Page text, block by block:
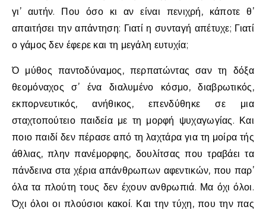
γι’ αυτήν. Που όσο κι αν είναι πενιχρή, κάποτε θ’
απαιτήσει την απάντηση: Γιατί η συνταγή απέτυχε; Γιατί
ο γάμος δεν έφερε και τη μεγάλη ευτυχία;
Ό μύθος παντοδύναμος, περπατώντας σαν τη δόξα
θεομόναχος σ’ ένα διαλυμένο κόσμο, διαβρωτικός,
εκπορνευτικός, ανήθικος, επενδύθηκε σε μια
σταχτοπούτειο παιδεία με τη μορφή ψυχαγωγίας. Και
ποιο παιδί δεν πέρασε από τη λαχτάρα για τη μοίρα τής
άθλιας, πλην πανέμορφης, δουλίτσας που τραβάει τα
πάνδεινα στα χέρια απάνθρωπων αφεντικών, που παρ’
όλα τα πλούτη τους δεν έχουν ανθρωπιά. Μα όχι όλοι.
Όχι όλοι οι πλούσιοι κακοί. Και την τύχη, που την πας